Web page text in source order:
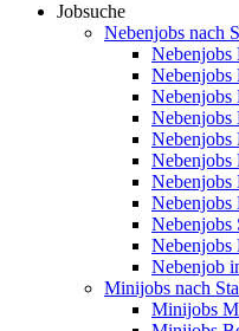
Jobsuche
Nebenjobs nach
Nebenjobs
Nebenjobs
Nebenjobs
Nebenjobs
Nebenjobs
Nebenjobs
Nebenjobs
Nebenjobs
Nebenjobs
Nebenjobs
Nebenjob
Minijobs nach
Minijobs